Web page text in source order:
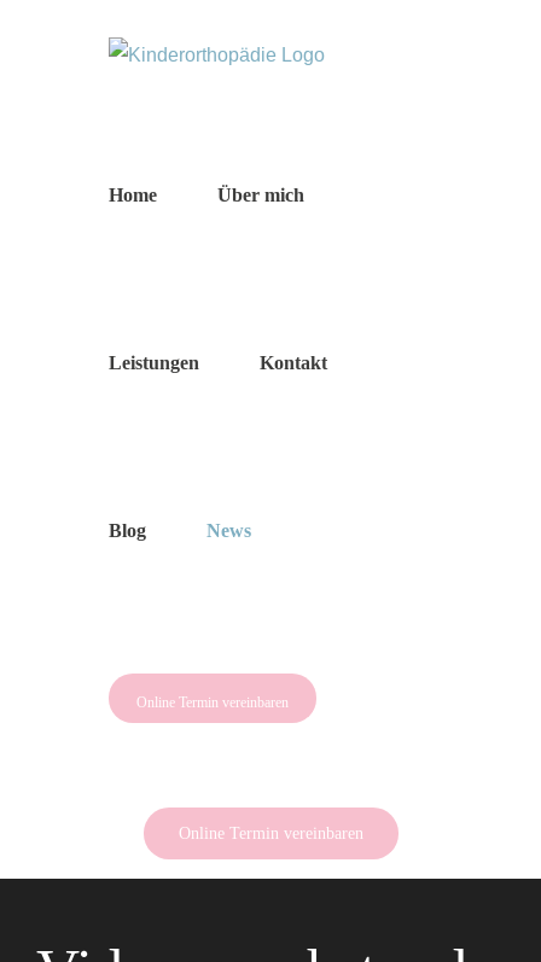
Home Über mich
Leistungen Kontakt
Blog News
Online Termin vereinbaren
Online Termin vereinbaren